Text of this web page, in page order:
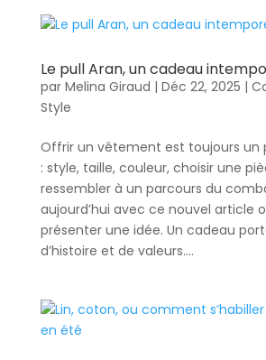
Le pull Aran, un cadeau
par Melina Giraud | Déc 22, 2025 |
Style
Offrir un vêtement est toujours un
: style, taille, couleur, choisir une
ressembler à un parcours du
aujourd’hui avec ce nouvel article
présenter une idée. Un cadeau
d’histoire et de valeurs....